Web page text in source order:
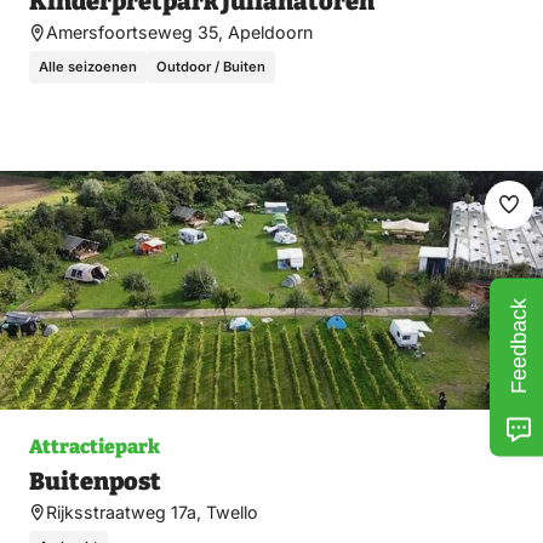
Amersfoortseweg 35, Apeldoorn
Alle seizoenen Outdoor / Buiten
Attractiepark
Buitenpost
Rijksstraatweg 17a, Twello
Feedback